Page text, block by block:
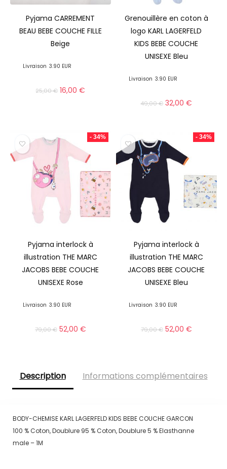
Pyjama CARREMENT
BEAU BEBE COUCHE FILLE
Beige
Livraison 3.90 EUR
25,00€ 16,00€
Grenouillère en coton à
logo KARL LAGERFELD
KIDS BEBE COUCHE
UNISEXE Bleu
Livraison 3.90 EUR
49,00€ 32,00€
- 34%
Pyjama interlock à
illustration THE MARC
JACOBS BEBE COUCHE
UNISEXE Rose
Livraison 3.90 EUR
79,00€ 52,00 €
- 34%
Pyjama interlock à
illustration THE MARC
JACOBS BEBE COUCHE
UNISEXE Bleu
Livraison 3.90 EUR
79,00€ 52,00 €
Description Informations complémentaires
BODY-CHEMISE KARL LAGERFELD KIDS BEBE COUCHE GARCON
100 % Coton, Doublure 95 % Coton, Doublure 5 % Elasthanne
male – 1M